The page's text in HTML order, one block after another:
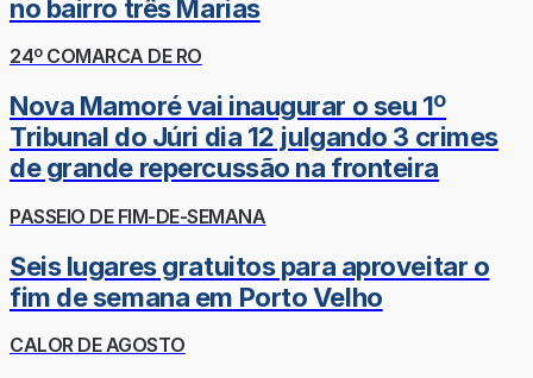
no bairro três Marias
24º COMARCA DE RO
Nova Mamoré vai inaugurar o seu 1º
Tribunal do Júri dia 12 julgando 3 crimes
de grande repercussão na fronteira
PASSEIO DE FIM-DE-SEMANA
Seis lugares gratuitos para aproveitar o
fim de semana em Porto Velho
CALOR DE AGOSTO